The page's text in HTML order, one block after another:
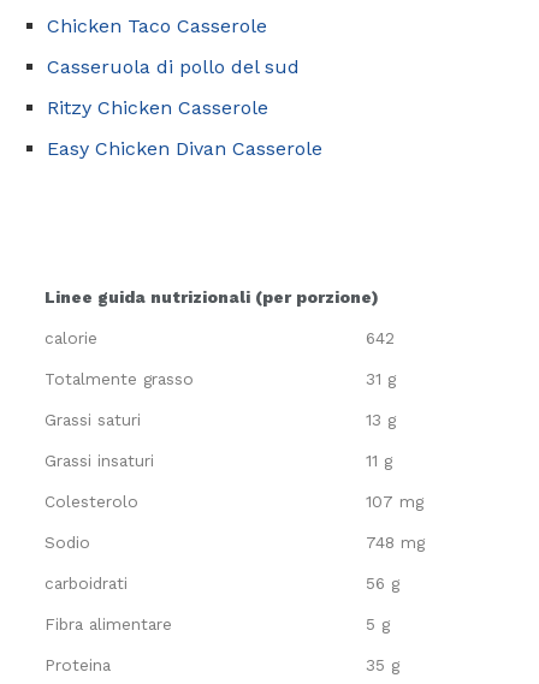
Chicken Taco Casserole
Casseruola di pollo del sud
Ritzy Chicken Casserole
Easy Chicken Divan Casserole
Linee guida nutrizionali (per porzione)
calorie 642
Totalmente grasso 31 g
Grassi saturi 13 g
Grassi insaturi 11 g
Colesterolo 107 mg
Sodio 748 mg
carboidrati 56 g
Fibra alimentare 5 g
Proteina 35 g